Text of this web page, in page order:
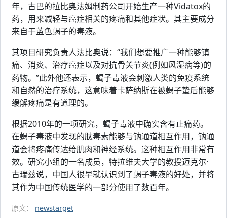
年，古巴的拉比奥法姆制药公司开始生产一种Vidatox的
药，用来减轻与癌症相关的疼痛和其他症状。其主要成分
来自于蓝色蝎子的毒液。
其项目研究负责人法比奥说：“我们想要推广一种能够镇
痛、消炎、治疗癌症以及对抗骨关节炎(例如风湿病等)的
药物。”此外他还表示，蝎子毒液会刺激人类的免疫系统
和自然的治疗系统，这意味着卡萨纳斯在被蝎子蛰后能够
缓解疼痛是有道理的。
根据2010年的一项研究，蝎子毒液中确实含有止痛药。
在蝎子毒液中发现的肽毒素能够与钠通道相互作用，钠通
道会将疼痛传达给肌肉和神经系统。这种相互作用非常有
效。研究小组的一名成员，特拉维夫大学的教授迈克尔·
古瑞兹说，中国人很早就认识到了蝎子毒液的好处，并将
其作为中国传统医学的一部分使用了数百年。
原文： newstarget